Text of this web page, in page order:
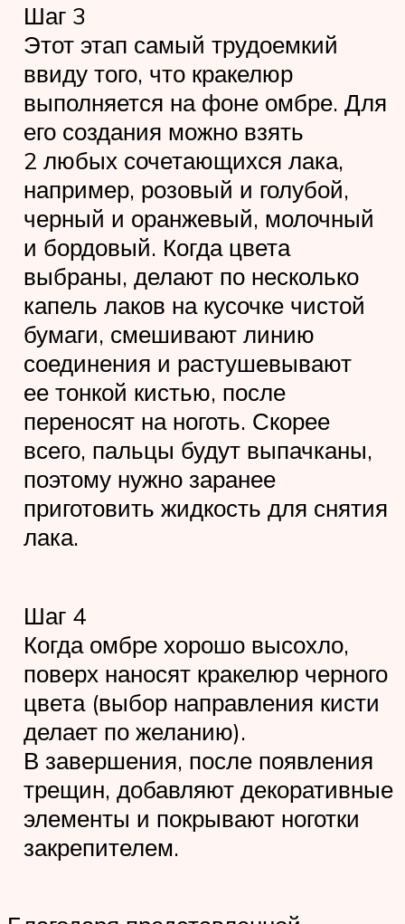
Шаг 3
Этот этап самый трудоемкий
ввиду того, что кракелюр
выполняется на фоне омбре. Для
его создания можно взять
2 любых сочетающихся лака,
например, розовый и голубой,
черный и оранжевый, молочный
и бордовый. Когда цвета
выбраны, делают по несколько
капель лаков на кусочке чистой
бумаги, смешивают линию
соединения и растушевывают
ее тонкой кистью, после
переносят на ноготь. Скорее
всего, пальцы будут выпачканы,
поэтому нужно заранее
приготовить жидкость для снятия
лака.
Шаг 4
Когда омбре хорошо высохло,
поверх наносят кракелюр черного
цвета (выбор направления кисти
делает по желанию).
В завершения, после появления
трещин, добавляют декоративные
элементы и покрывают ноготки
закрепителем.